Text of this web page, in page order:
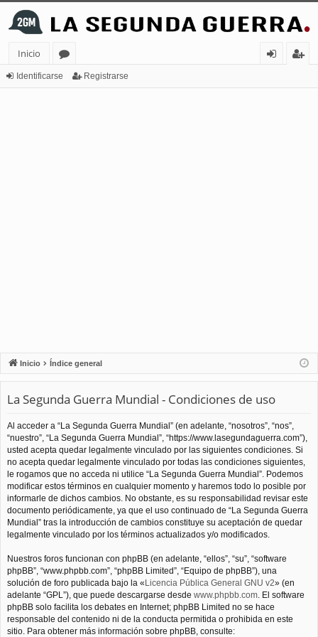
Inicio
or
Identificarse Registrarse
Inicio Índice general
La Segunda Guerra Mundial - Condiciones de uso
Al acceder a “La Segunda Guerra Mundial” (en adelante, “nosotros”, “nos”,
“nuestro”, “La Segunda Guerra Mundial”, “https://www.lasegundaguerra.com”),
usted acepta quedar legalmente vinculado por las siguientes condiciones. Si
no acepta quedar legalmente vinculado por todas las condiciones siguientes,
le rogamos que no acceda ni utilice “La Segunda Guerra Mundial”. Podemos
modificar estos términos en cualquier momento y haremos todo lo posible por
informarle de dichos cambios. No obstante, es su responsabilidad revisar este
documento periódicamente, ya que el uso continuado de “La Segunda Guerra
Mundial” tras la introducción de cambios constituye su aceptación de quedar
legalmente vinculado por los términos actualizados y/o modificados.
Nuestros foros funcionan con phpBB (en adelante, “ellos”, “su”, “software
phpBB”, “www.phpbb.com”, “phpBB Limited”, “Equipo de phpBB”), una
solución de foro publicada bajo la «Licencia Pública General GNU v2» (en
adelante “GPL”), que puede descargarse desde www.phpbb.com. El software
phpBB solo facilita los debates en Internet; phpBB Limited no se hace
responsable del contenido ni de la conducta permitida o prohibida en este
sitio. Para obtener más información sobre phpBB, consulte: